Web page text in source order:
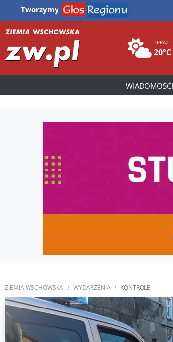
Tworzymy
TERAZ
20°C
WIADOMOŚCI
ZIEMIA WSCHOWSKA WYDARZENIA KONTROLE